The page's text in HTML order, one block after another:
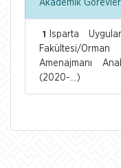
Akademik Görevler
1
Isparta
Fakültesi/
Amenajmanı
(2020-...)